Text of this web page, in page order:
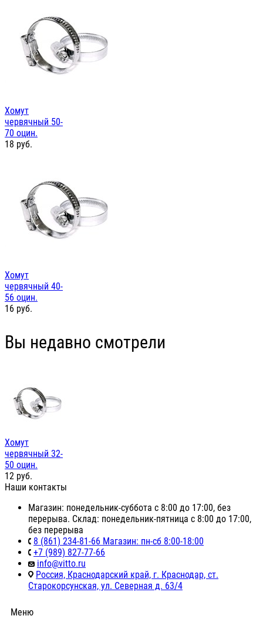
Хомут
червячный 50-
70 оцин.
18 руб.
Хомут
червячный 40-
56 оцин.
16 руб.
Вы недавно смотрели
Хомут
червячный 32-
50 оцин.
12 руб.
Наши контакты
Магазин: понедельник-суббота с 8:00 до 17:00, без
перерыва. Склад: понедельник-пятница с 8:00 до 17:00,
без перерыва
8 (861) 234-81-66 Магазин: пн-сб 8:00-18:00
+7 (989) 827-77-66
info@vitto.ru
Россия, Краснодарский край, г. Краснодар, ст.
Старокорсунская, ул. Северная д. 63/4
Меню